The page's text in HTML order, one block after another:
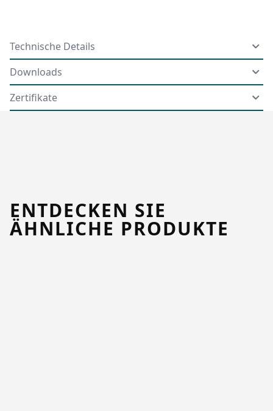
Technische Details
Downloads
Zertifikate
ENTDECKEN SIE
ÄHNLICHE PRODUKTE